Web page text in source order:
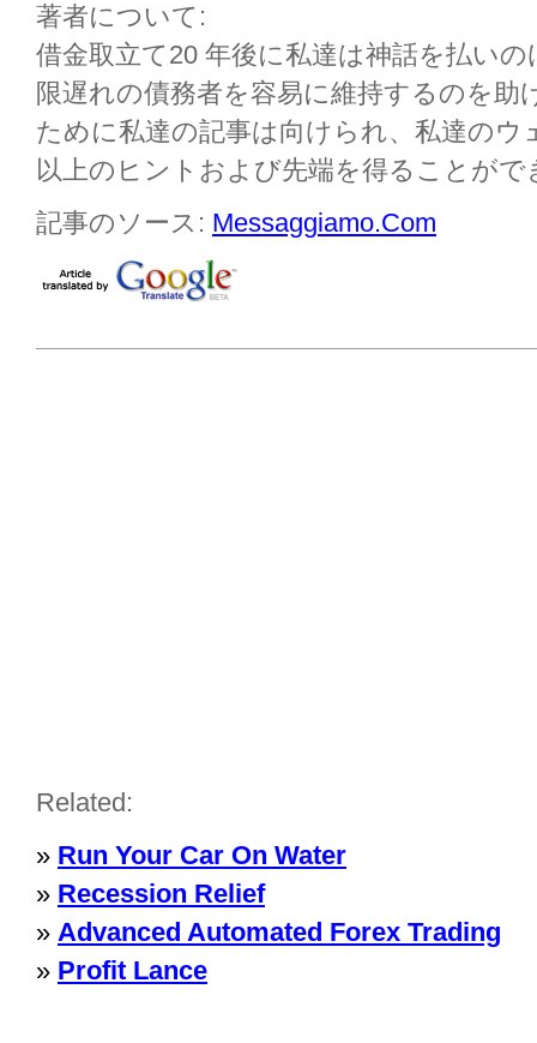
著者について:
借金取立て20 年後に私達は神話を払い
限遅れの債務者を容易に維持するのを
ために私達の記事は向けられ、私達の
以上のヒントおよび先端を得ることがで
記事のソース: Messaggiamo.Com
Related:
» Run Your Car On Water
» Recession Relief
» Advanced Automated Forex Trading
» Profit Lance